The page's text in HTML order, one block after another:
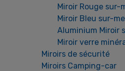
Miroir Rouge sur-
Miroir Bleu sur-
Aluminium Miroir
Miroir verre
Miroirs de sécurité
Miroirs Camping-car